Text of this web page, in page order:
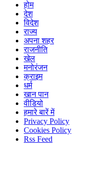
होम
देश
विदेश
राज्य
अपना शहर
राजनीति
खेल
मनोरंजन
क्राइम
धर्म
खान पान
वीडियो
हमारे बारें में
Privacy Policy
Cookies Policy
Rss Feed